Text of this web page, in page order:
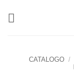
CATALOGO /